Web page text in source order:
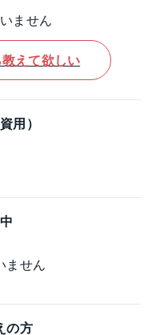
ません
えて欲しい
用）
ません
の方